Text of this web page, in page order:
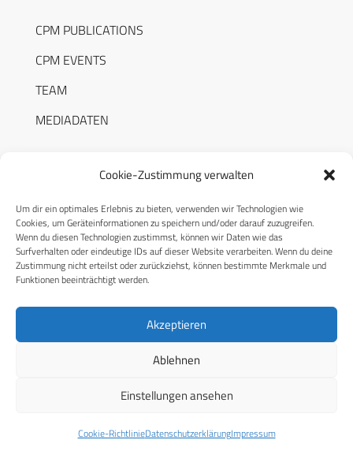
Cookie-Zustimmung verwalten
Um dir ein optimales Erlebnis zu bieten, verwenden wir Technologien wie
Cookies, um Geräteinformationen zu speichern und/oder darauf zuzugreifen.
Wenn du diesen Technologien zustimmst, können wir Daten wie das
Surfverhalten oder eindeutige IDs auf dieser Website verarbeiten. Wenn du deine
Zustimmung nicht erteilst oder zurückziehst, können bestimmte Merkmale und
Funktionen beeinträchtigt werden.
Akzeptieren
Ablehnen
Einstellungen ansehen
Cookie-RichtlinieDatenschutzerklärungImpressum
CPM PUBLICATIONS
CPM EVENTS
TEAM
MEDIADATEN
RECHTLICHES
Datenschutzerklärung
Cookie-Richtlinie (EU)
© 2026 CPM GmbH – Alle Rechte vorbehalten